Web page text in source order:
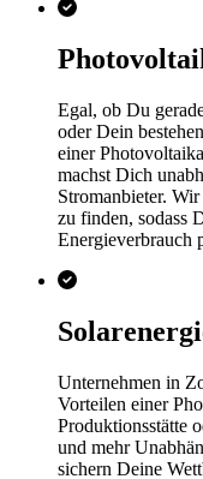
Egal, ob Du
oder Dein
einer
machst Dich
Stromanbieter.
zu finden, sodass
Energieverbrauch
Unternehmen in
Vorteilen einer
Produktionsstätte
und mehr
sichern Deine